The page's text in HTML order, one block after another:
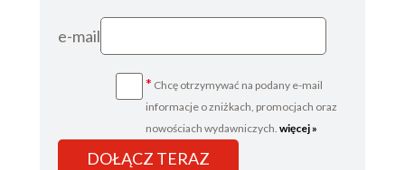
e-mail
* Chcę otrzymywać na podany e-mail
informacje o zniżkach, promocjach oraz
nowościach wydawniczych. więcej »
DOŁĄCZ TERAZ